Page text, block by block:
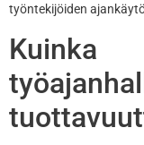
työntekijöiden